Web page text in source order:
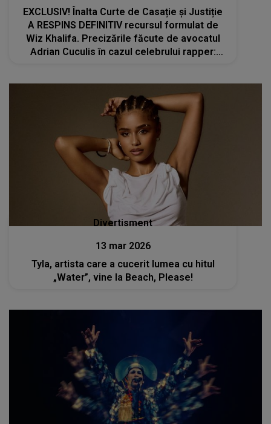
EXCLUSIV! Înalta Curte de Casație și Justiție
A RESPINS DEFINITIV recursul formulat de
Wiz Khalifa. Precizările făcute de avocatul
Adrian Cuculis în cazul celebrului rapper:
Divertisment
13 mar 2026
Tyla, artista care a cucerit lumea cu hitul
„Water”, vine la Beach, Please!